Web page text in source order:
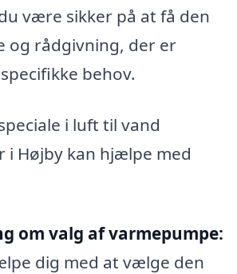
være sikker på at få den
og rådgivning, der er
behov.
i luft til vand
i Højby kan hjælpe med
om valg af varmepumpe:
dig med at vælge den